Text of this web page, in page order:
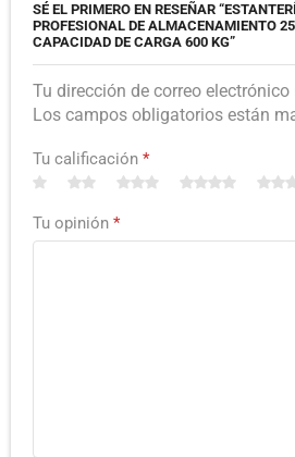
SÉ EL PRIMERO EN RESEÑAR
PROFESIONAL DE ALMACENAMIENTO
CAPACIDAD DE CARGA 600 KG”
Tu dirección de correo
Los campos obligatorios están
Tu calificación *
Tu opinión *